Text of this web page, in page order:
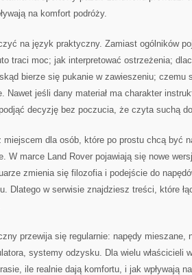
na komfort podróży.
na język praktyczny. Zamiast ogólników
traci moc; jak interpretować ostrzeżenia;
bierze się pukanie w zawieszeniu; czemu
Nawet jeśli dany materiał ma charakter
decyzję bez poczucia, że czyta suchą
miejscem dla osób, które po prostu chcą być
W marce Land Rover pojawiają się nowe
zmienia się filozofia i podejście do
Dlatego w serwisie znajdziesz treści, które
przewija się regularnie: napędy mieszane,
systemy odzysku. Dla wielu właścicieli
ile realnie dają komfortu, i jak wpływają